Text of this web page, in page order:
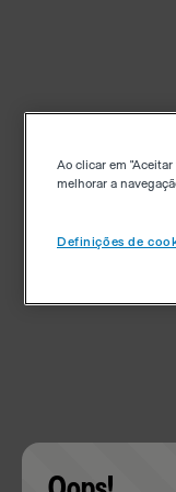
Ao clicar em
melhorar a
Definições de